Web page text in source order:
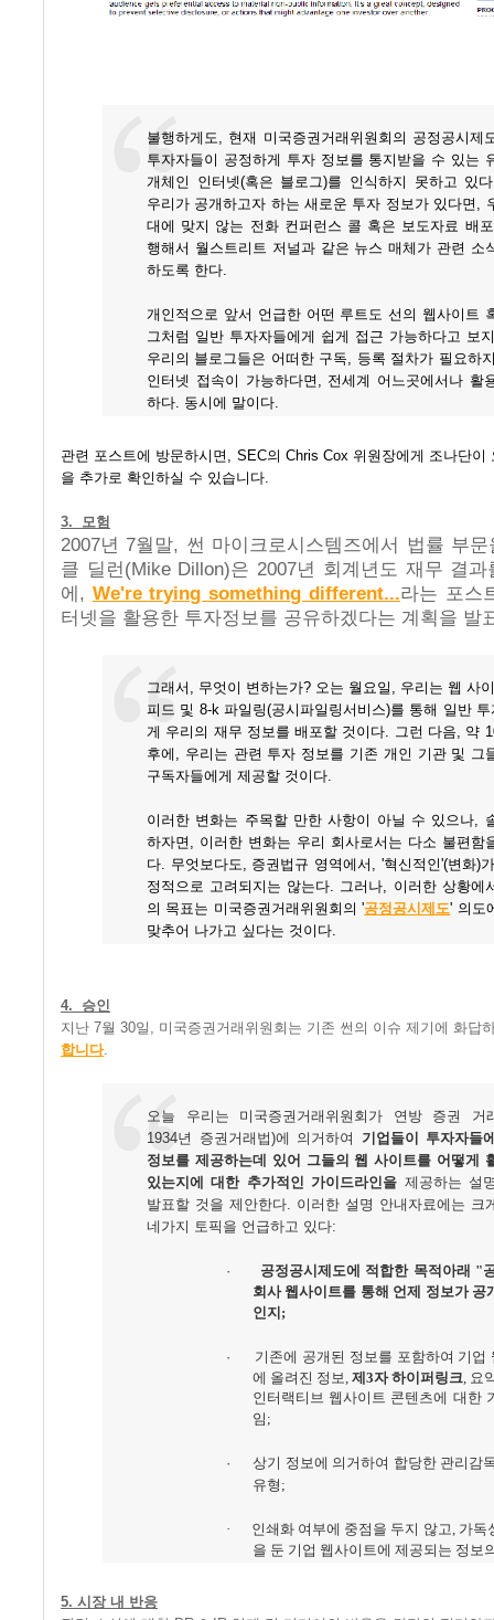
불행하게도, 현재 미국증권거래위원회의 공정공시제
투자자들이 공정하게 투자 정보를 통지받을 수 있는
개체인 인터넷(혹은 블로그)를 인식하지 못하고 있
우리가 공개하고자 하는 새로운 투자 정보가 있다면,
대에 맞지 않는 전화 컨퍼런스 콜 혹은 보도자료 배
행해서 월스트리트 저널과 같은 뉴스 매체가 관련 소
하도록 한다.
개인적으로 앞서 언급한 어떤 루트도 선의 웹사이트
그처럼 일반 투자자들에게 쉽게 접근 가능하다고 보
우리의 블로그들은 어떠한 구독, 등록 절차가 필요하
인터넷 접속이 가능하다면, 전세계 어느곳에서나 활
하다. 동시에 말이다.
관련 포스트에 방문하시면, SEC의 Chris Cox 위원장에게 조나단이
을 추가로 확인하실 수 있습니다.
3. 모험
2007년 7월말, 썬 마이크로시스템즈에서 법률 부
클 딜런(Mike Dillon)은 2007년 회계년도 재무 결
에, We're trying something different...라는 포스
터넷을 활용한 투자정보를 공유하겠다는 계획을 발
그래서, 무엇이 변하는가? 오는 월요일, 우리는 웹 사
피드 및 8-k 파일링(공시파일링서비스)를 통해 일반 투
게 우리의 재무 정보를 배포할 것이다. 그런 다음, 약
후에, 우리는 관련 투자 정보를 기존 개인 기관 및 그
구독자들에게 제공할 것이다.
이러한 변화는 주목할 만한 사항이 아닐 수 있으나,
하자면, 이러한 변화는 우리 회사로서는 다소 불편함
다. 무엇보다도, 증권법규 영역에서, '혁신적인'(변화)
정적으로 고려되지는 않는다. 그러나, 이러한 상황에
의 목표는 미국증권거래위원회의 '공정공시제도' 의도
맞추어 나가고 싶다는 것이다.
4. 승인
지난 7월 30일, 미국증권거래위원회는 기존 썬의 이슈 제기에 화답
합니다.
오늘 우리는 미국증권거래위원회가 연방 증권 거
1934년 증권거래법)에 의거하여 기업들이 투자자들
정보를 제공하는데 있어 그들의 웹 사이트를 어떻게
있는지에 대한 추가적인 가이드라인을 제공하는 설
발표할 것을 제안한다. 이러한 설명 안내자료에는 크
네가지 토픽을 언급하고 있다:
·
공정공시제도에 적합한 목적아래 "
회사 웹사이트를 통해 언제 정보가 공
인지;
· 기존에 공개된 정보를 포함하여 기업
에 올려진 정보, 제3자 하이퍼링크 , 요
인터랙티브 웹사이트 콘텐츠에 대한
임;
· 상기 정보에 의거하여 합당한 관리감
유형;
· 인쇄화 여부에 중점을 두지 않고, 가독
을 둔 기업 웹사이트에 제공되는 정보
5. 시장 내 반응